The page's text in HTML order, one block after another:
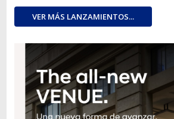
VER MÁS LANZAMIENTOS...